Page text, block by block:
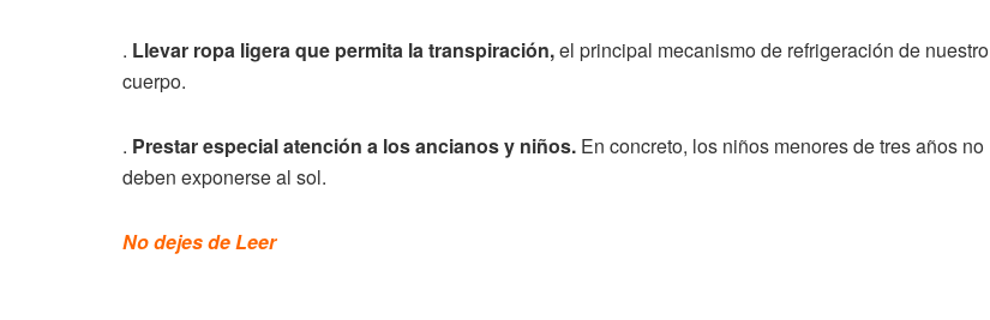
. Llevar ropa ligera que permita la transpiración,el principal mecanismo de refrigeración de nuestro
cuerpo.
. Prestar especial atención a los ancianos y niños. En concreto, los niños menores de tres años no
deben exponerse al sol.
No dejes de Leer